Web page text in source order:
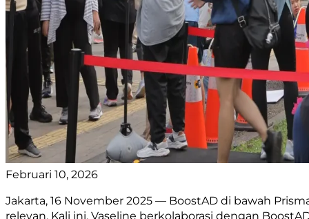
Februari 10, 2026
Jakarta, 16 November 2025 — BoostAD di bawah
relevan. Kali ini, Vaseline berkolaborasi dengan